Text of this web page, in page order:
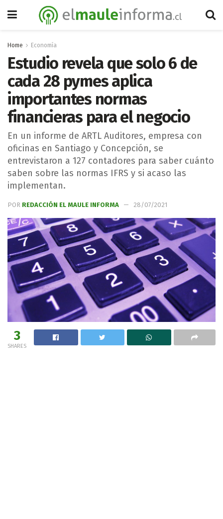
Home Economía
Estudio revela que solo 6 de
cada 28 pymes aplica
importantes normas
financieras para el negocio
En un informe de ARTL Auditores, empresa con
oficinas en Santiago y Concepción, se
entrevistaron a 127 contadores para saber cuánto
saben sobre las normas IFRS y si acaso las
implementan.
POR REDACCIÓN EL MAULE INFORMA 28/07/2021
3
SHARES